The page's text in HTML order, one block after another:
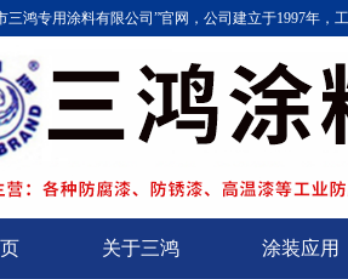
三鸿专用涂料有限公司”官网，公司建立于1997年
关于三鸿 涂装应用